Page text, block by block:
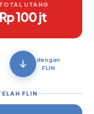
TOTAL UTANG
Rp 100 jt
dengan
FLIN
FLIN